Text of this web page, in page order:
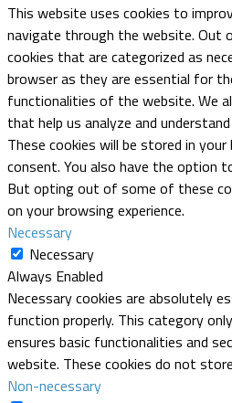
This website uses cookies to
navigate through the website. Out
cookies that are categorized as
browser as they are essential for
functionalities of the website. We
that help us analyze and
These cookies will be stored in
consent. You also have the option
But opting out of some of these
on your browsing experience.
Necessary
Necessary
Always Enabled
Necessary cookies are absolutely
function properly. This category
ensures basic functionalities and
website. These cookies do not
Non-necessary